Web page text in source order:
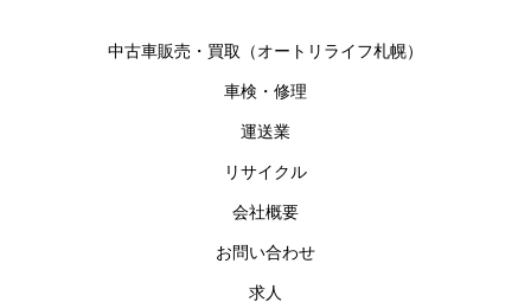
中古車販売・買取（オートリライフ札幌）
車検・修理
運送業
リサイクル
会社概要
お問い合わせ
求人